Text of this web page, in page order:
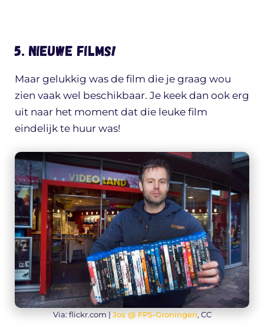
5. Nieuwe films!
Maar gelukkig was de film die je graag wou
zien vaak wel beschikbaar. Je keek dan ook erg
uit naar het moment dat die leuke film
eindelijk te huur was!
Via: flickr.com | Jos @ FPS-Groningen, CC